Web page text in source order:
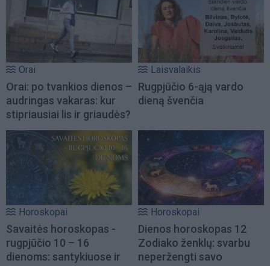
Orai
Orai: po tvankios dienos –
audringas vakaras: kur
stipriausiai lis ir griaudės?
Laisvalaikis
Rugpjūčio 6-ąją vardo
dieną švenčia
Horoskopai
Savaitės horoskopas -
rugpjūčio 10 – 16
dienoms: santykiuose ir
Horoskopai
Dienos horoskopas 12
Zodiako ženklų: svarbu
neperžengti savo